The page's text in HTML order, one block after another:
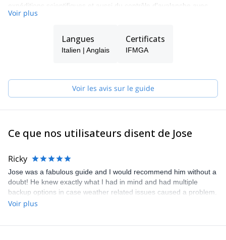
expéditions scientifiques et aussi du contrôle d'avalanche avec
Gazex, Avalancheur, Helibombing dans des zones
La cascade de glace dans les Andes centrales chiliennes près de
Santiago est formidable en juin-septembre, tout comme
avec la possibilité de nouvelles voies, en fait, il est possible
d'explorer beaucoup de choses et j'ai de nombreux projets dans
Voir plus
Langues
Italien | Anglais
Certificats
IFMGA
Voir les avis sur le guide
Ce que nos utilisateurs disent de Jose
Ricky
Jose was a fabulous guide and I would recommend him without a
doubt! He knew exactly what I had in mind and had multiple
backup options in case weather related issues caused a problem.
He provided drinks, food, and was overall a very kind and
Voir plus